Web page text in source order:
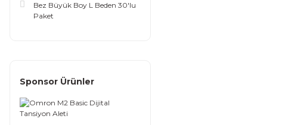
Bez Büyük Boy L Beden 30'lu
Paket
Sponsor Ürünler